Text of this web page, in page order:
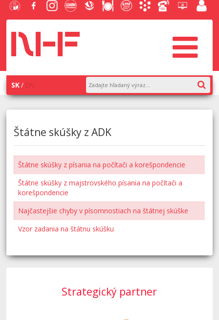
EU v
Bratislave
Facebook
NHF
Instagram
NHF
Learn
Economics
SlovenskáStravovanie
ŠtudentskýAkademický
TelefónnyHelpdesk
SK EN
Štátne skúšky z ADK
Štátne skúšky z písania na počítači a korešpondencie
Štátne skúšky z majstrovského písania na počítači a
korešpondencie
Najčastejšie chyby v písomnostiach na štátnej skúške
Vzor zadania na štátnu skúšku
Strategický partner